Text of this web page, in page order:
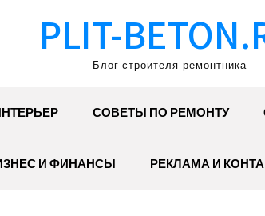
PLIT-
Блог строителя-ремонтника
СОВЕТЫ ПО РЕМОНТУ
И ФИНАНСЫ РЕКЛАМА И